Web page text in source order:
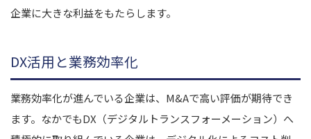
企業に大きな利益をもたらします。
DX活用と業務効率化
業務効率化が進んでいる企業は、M&Aで高い評価が期待でき
ます。なかでもDX（デジタルトランスフォーメーション）へ